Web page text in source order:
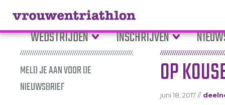
WEDSTRIJDEN INSCHRIJVEN
MELD JE AAN VOOR DE
NIEUWSBRIEF
OP
juni 18, 2017 //